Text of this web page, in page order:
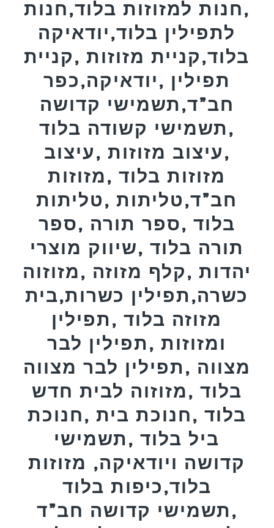
,חנות למזוזות בלוד,חנות
לתפילין בלוד,יודאיקה
בלוד,קניית מזוזות ,קניית
תפילין ,יודאיקה,כפר
חב”ד,תשמישי קדושה
,תשמישי קשודה בלוד
,עיצוב מזוזות ,עיצוב
מזוזות בלוד ,מזוזות
חב”ד,טליתות ,טליתות
בלוד ,ספר תורה ,ספר
תורה בלוד ,שיווק מוצרי
יהדות ,קלף מזוזה ,מזוזוה
כשרה,תפילין כשרות,בית
מזוזה בלוד ,תפילין
ומזוזות ,תפילין לבר
מצווה ,תפילין לבר מצווה
בלוד ,מזוזוה לבית חדש
בלוד ,חנוכת בית ,חנוכת
ביל בלוד ,תשמישי
קדושה ויודאיקה, מזוזות
בלוד,כיפות בלוד
,תשמישי קדושה חב”ד